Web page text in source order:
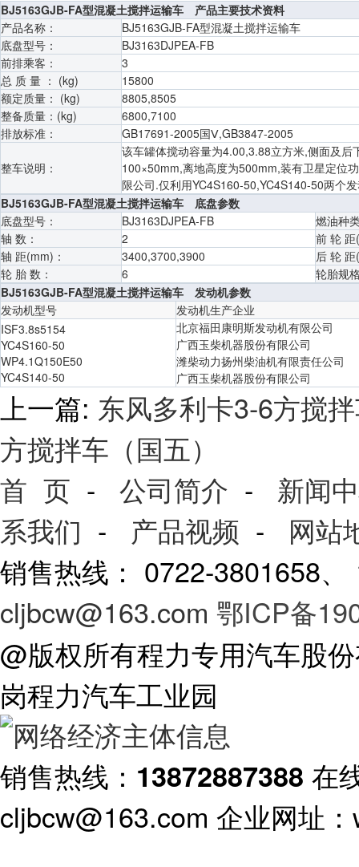
BJ5163GJB-FA型混凝土搅拌运输车 产品主要技术资料
产品名称：
BJ5163GJB-FA型混凝土搅拌运输车
底盘型号：
BJ3163DJPEA-FB
前排乘客：
3
总 质 量 ： (kg)
15800
额定质量： (kg)
8805,8505
整备质量：(kg)
6800,7100
排放标准：
GB17691-2005国Ⅴ,GB3847-2005
整车说明：
该车罐体搅动容量为4.00,3.88立方米,侧面及
100×50mm,离地高度为500mm,装有卫星定位
限公司.仅利用YC4S160-50,YC4S140-50两个
BJ5163GJB-FA型混凝土搅拌运输车 底盘参数
底盘型号：
BJ3163DJPEA-FB
燃油种
轴 数：
2
前 轮
轴 距(mm)：
3400,3700,3900
后 轮
轮 胎 数：
6
轮胎规
BJ5163GJB-FA型混凝土搅拌运输车 发动机参数
发动机型号
发动机生产企业
ISF3.8s5154
YC4S160-50
WP4.1Q150E50
YC4S140-50
北京福田康明斯发动机有限公司
广西玉柴机器股份有限公司
潍柴动力扬州柴油机有限责任公司
广西玉柴机器股份有限公司
上一篇: 东风多利卡3-6方搅
方搅拌车（国五）
首 页 - 公司简介 - 新闻
系我们 - 产品视频 - 网站
销售热线： 0722-3801658
cljbcw@163.com 鄂ICP备
@版权所有程力专用汽车股
岗程力汽车工业园
销售热线： 13872887388 在
cljbcw@163.com 企业网址